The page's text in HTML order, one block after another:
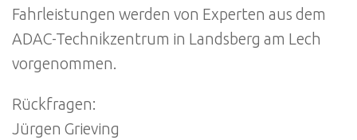
Fahrleistungen werden von Experten aus dem
ADAC-Technikzentrum in Landsberg am Lech
vorgenommen.
Rückfragen:
Jürgen Grieving